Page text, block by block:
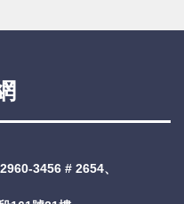
3456 # 2654、